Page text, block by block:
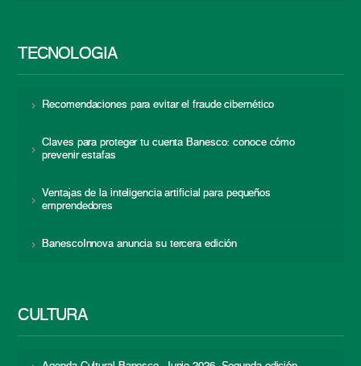
TECNOLOGÍA
Recomendaciones para evitar el fraude cibernético
Claves para proteger tu cuenta Banesco: conoce cómo
prevenir estafas
Ventajas de la inteligencia artificial para pequeños
emprendedores
BanescoInnova anuncia su tercera edición
CULTURA